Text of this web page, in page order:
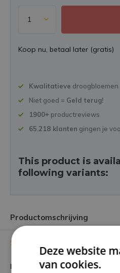
Koop nu, betaal later (gratis)
Kwalitatieve droogbloemen
Niet goed = Geld terug!
1900+ productreviews
65.218 klanten gingen je
This product is
following variants:
Productomschrijving
Specificaties
Lengte
Deze website
van cookies.